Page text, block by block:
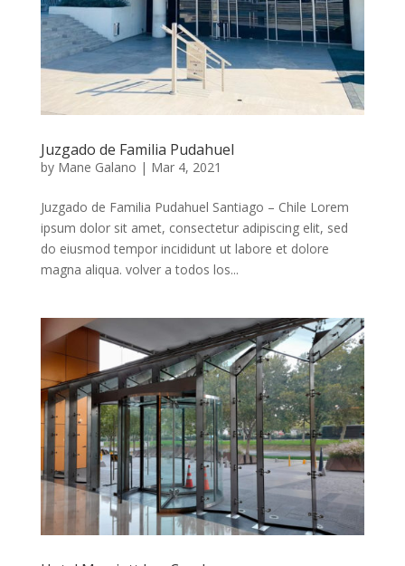
Juzgado de Familia Pudahuel
by Mane Galano | Mar 4, 2021
Juzgado de Familia Pudahuel Santiago – Chile Lorem
ipsum dolor sit amet, consectetur adipiscing elit, sed
do eiusmod tempor incididunt ut labore et dolore
magna aliqua. volver a todos los...